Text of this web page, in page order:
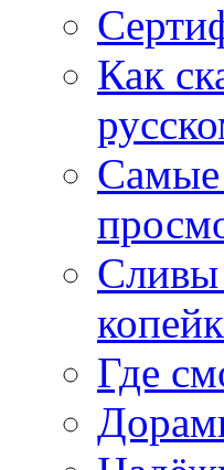
Как
Самые
Сливы
Где